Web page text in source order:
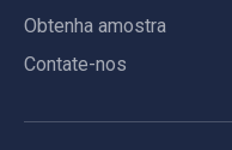
Obtenha amostra
Contate-nos